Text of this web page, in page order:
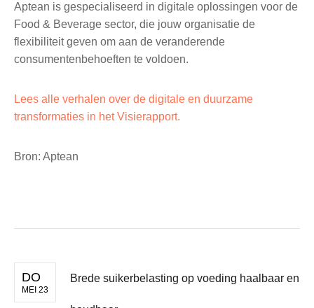
Aptean is gespecialiseerd in digitale oplossingen voor de
Food & Beverage sector, die jouw organisatie de
flexibiliteit geven om aan de veranderende
consumentenbehoeften te voldoen.
Lees alle verhalen over de digitale en duurzame
transformaties in het Visierapport.
Bron: Aptean
DO
MEI 23
Brede suikerbe­las­ting op voeding haalbaar en